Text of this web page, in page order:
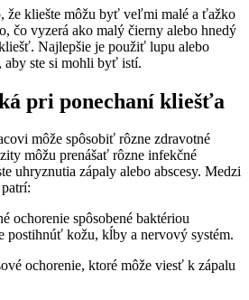
že kliešte ⁢môžu byť ⁤veľmi⁣ malé a ťažko
čo vyzerá‌ ako ​malý čierny alebo hnedý
Najlepšie je použiť⁣ lupu⁤ alebo
ste ⁢si mohli byť istí.
‍pri‍ ponechaní ‍kliešťa
môže ⁣spôsobiť rôzne⁢ zdravotné
môžu prenášať ‍rôzne infekčné
uhryznutia ⁤zápaly alebo ​abscesy. Medzi
ochorenie spôsobené baktériou⁣
postihnúť kožu, kĺby a nervový systém.
ochorenie,‍ ktoré môže viesť k zápalu